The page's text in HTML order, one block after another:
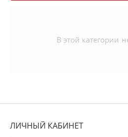
В этой категории
ЛИЧНЫЙ КАБИНЕТ